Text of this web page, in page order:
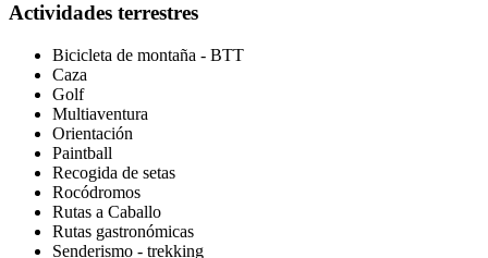
Actividades terrestres
Bicicleta de montaña - BTT
Caza
Golf
Multiaventura
Orientación
Paintball
Recogida de setas
Rocódromos
Rutas a Caballo
Rutas gastronómicas
Senderismo - trekking